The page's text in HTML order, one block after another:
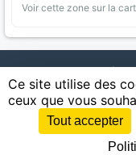
Voir cette zone sur la
AgriMap — Données
Appellations | Regions
Littoral | Espaces naturels
|
Sources : IGN, INSEE,
Ce site utilise des
ceux que vous
Tout accepter